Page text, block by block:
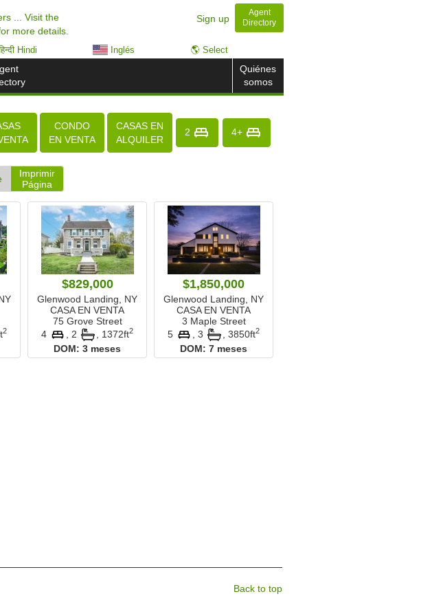
... Visit the
more details.
Sign up
Agent
Directory
Hindi Inglés 🌎 Select
Quiénes
somos
CONDO
EN VENTA
CASAS EN
ALQUILER
2 4+
Imprimir
Página
2
$829,000
Glenwood Landing, NY
CASA EN VENTA
75 Grove Street
4
, 2 1372ft2
DOM:3 meses
$1,850,000
Glenwood Landing, NY
CASA EN VENTA
3 Maple Street
5
, 3 ,3850ft2
DOM:7 meses
Back to top